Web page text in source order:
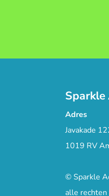
Sparkle
Adres
Javakade
1019 RV
© Sparkle
alle